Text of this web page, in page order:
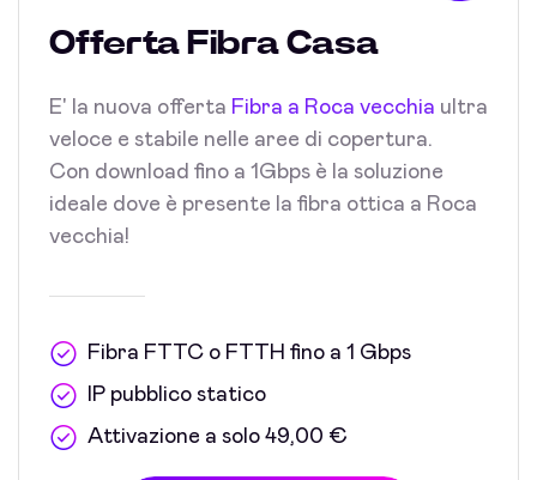
Offerta Fibra Casa
E' la nuova offerta Fibra a Roca vecchia ultra
veloce e stabile nelle aree di copertura.
Con download fino a 1Gbps è la soluzione
ideale dove è presente la fibra ottica a Roca
vecchia!
Fibra FTTC o FTTH fino a 1 Gbps
IP pubblico statico
Attivazione a solo 49,00 €